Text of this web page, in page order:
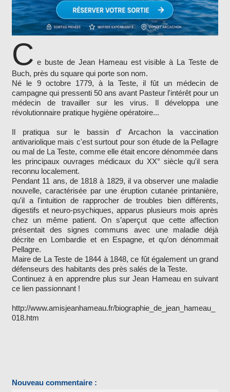
C e buste de Jean Hameau est visible à La Teste de
Buch, près du square qui porte son nom.
Né le 9 octobre 1779, à la Teste, il fût un médecin de
campagne qui pressenti 50 ans avant Pasteur l'intérêt pour un
médecin de travailler sur les virus. Il développa une
révolutionnaire pratique hygiène opératoire...
Il pratiqua sur le bassin d' Arcachon la vaccination
antivariolique mais c'est surtout pour son étude de la Pellagre
ou mal de La Teste, comme elle était encore dénommée dans
les principaux ouvrages médicaux du XX° siècle qu'il sera
reconnu localement.
Pendant 11 ans, de 1818 à 1829, il va observer une maladie
nouvelle, caractérisée par une éruption cutanée printanière,
qu'il a l'intuition de rapprocher de troubles bien différents,
digestifs et neuro-psychiques, apparus plusieurs mois après
chez un même patient. On s’aperçut que cette affection
présentait des signes communs avec une maladie déjà
décrite en Lombardie et en Espagne, et qu’on dénommait
Pellagre.
Maire de La Teste de 1844 à 1848, ce fût également un grand
défenseurs des habitants des près salés de la Teste.
Continuez à en apprendre plus sur Jean Hameau en suivant
ce lien passionnant !
http://www.amisjeanhameau.fr/biographie_de_jean_hameau_
018.htm
Nouveau commentaire :